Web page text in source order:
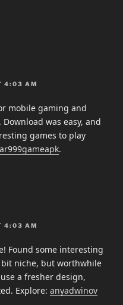
4:03 AM
mobile gaming and
was easy, and
games to play
ar999gameapk.
4:03 AM
Found some interesting
niche, but worthwhile
a fresher design,
Explore: anyadwinov